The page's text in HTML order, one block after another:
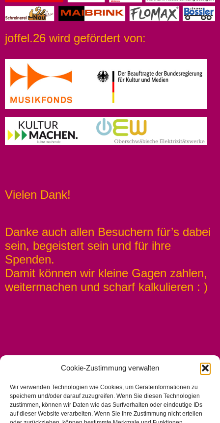
Cookie-Zustimmung verwalten
Wir verwenden Technologien wie Cookies, um Geräteinformationen zu
speichern und/oder darauf zuzugreifen. Wenn Sie diesen Technologien
zustimmen, können wir Daten wie das Surfverhalten oder eindeutige IDs
auf dieser Website verarbeiten. Wenn Sie Ihre Zustimmung nicht erteilen
joffel.26 wird gefördert von:
Vielen Dank!
Danke auch allen Besuchern für’s dabei
sein, begeistert sein und für ihre
Spenden.
Damit können wir kleine Gagen zahlen,
weitermachen und scharf kalkulieren : )
NACHRICHTEN AN JOFFEL